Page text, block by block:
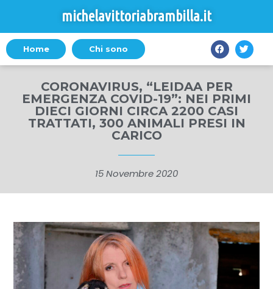
michelavittoriabrambilla.it
Home Chi sono
CORONAVIRUS, “LEIDAA PER
EMERGENZA COVID-19”: NEI PRIMI
DIECI GIORNI CIRCA 2200 CASI
TRATTATI, 300 ANIMALI PRESI IN
CARICO
15 Novembre 2020